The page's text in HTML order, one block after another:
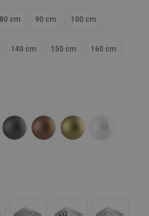
80 cm 90 cm 100 cm
140 cm 150 cm 160 cm